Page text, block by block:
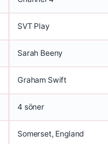
SVT Play
Sarah Beeny
Graham Swift
4 söner
Somerset, England